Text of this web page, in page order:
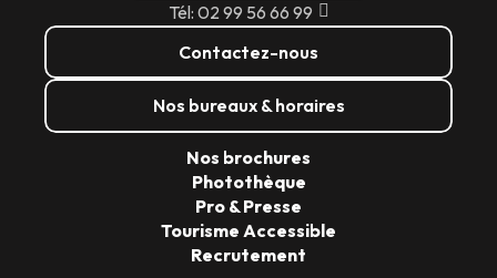
Tél: 02 99 56 66 99
Contactez-nous
Nos bureaux & horaires
Nos brochures
Photothèque
Pro & Presse
Tourisme Accessible
Recrutement